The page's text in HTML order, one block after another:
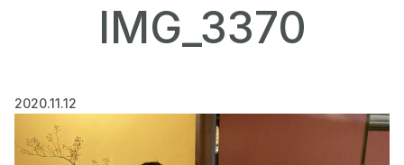
IMG_3370
2020.11.12